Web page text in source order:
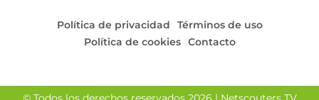
Política de privacidad
Términos de uso
Política de cookies Contacto